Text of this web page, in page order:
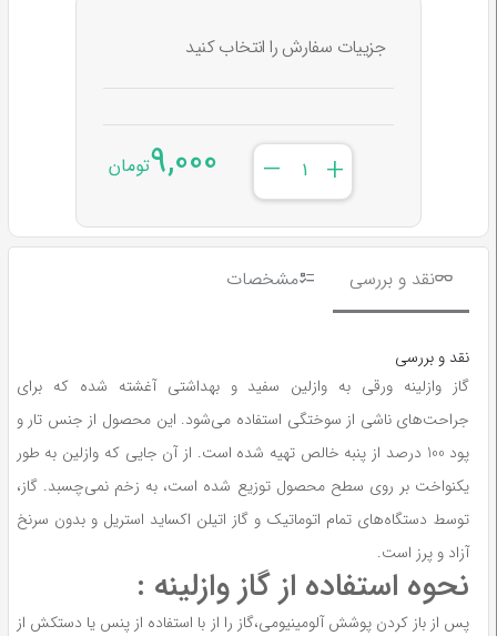
جزییات سفارش را انتخاب کنید
+
–
9,000تومان
نقد و بررسی مشخصات
نقد و بررسی
گاز وازلینه ورقی به وازلین سفید و بهداشتی آغشته شده که برای
جراحت‌های ناشی از سوختگی استفاده می‌شود. این محصول از جنس تار و
پود 100 درصد از پنبه خالص تهیه شده است. از آن جایی که وازلین به طور
یکنواخت بر روی سطح محصول توزیع شده است، به زخم نمی‌چسبد. گاز،
توسط دستگاه‌های تمام اتوماتیک و گاز اتیلن اکساید استریل و بدون سرنخ
آزاد و پرز است.
نحوه استفاده از گاز وازلینه :
پس از باز کردن پوشش آلومینیومی،گاز را از با استفاده از پنس یا دستکش از